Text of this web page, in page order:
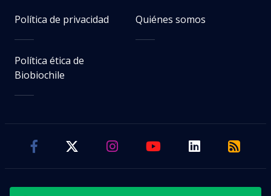
Política de privacidad Quiénes somos
Política ética de
Biobiochile